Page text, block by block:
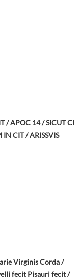
/ APOC 14 / SICUT CI
CIT / ARISSVIS
Virginis Corda /
fecit Pisauri fecit /